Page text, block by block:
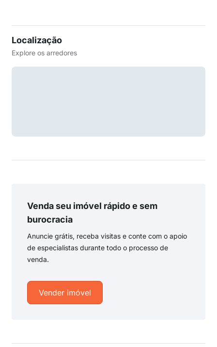
Localização
Explore os arredores
Venda seu imóvel rápido e sem
burocracia
Anuncie grátis, receba visitas e conte com o apoio
de especialistas durante todo o processo de
venda.
Vender imóvel